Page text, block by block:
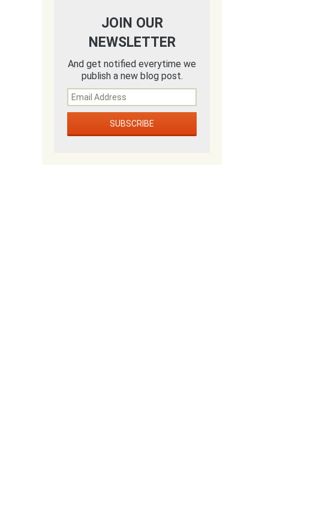
JOIN OUR
NEWSLETTER
And get notified everytime we
publish a new blog post.